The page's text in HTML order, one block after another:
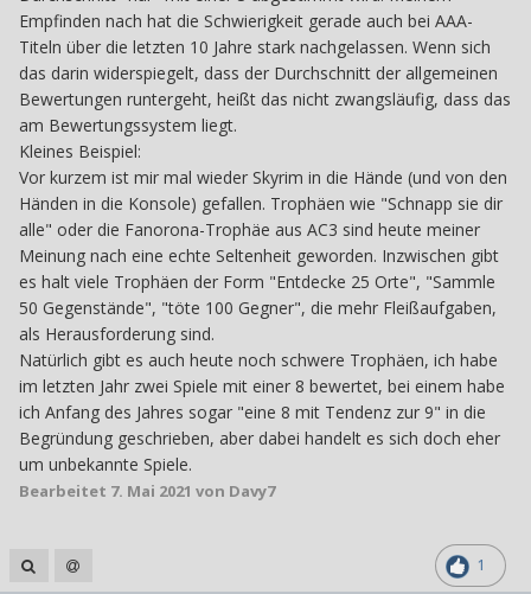
Empfinden nach hat die Schwierigkeit gerade auch bei AAA-
Titeln über die letzten 10 Jahre stark nachgelassen. Wenn sich
das darin widerspiegelt, dass der Durchschnitt der allgemeinen
Bewertungen runtergeht, heißt das nicht zwangsläufig, dass das
am Bewertungssystem liegt.
Kleines Beispiel:
Vor kurzem ist mir mal wieder Skyrim in die Hände (und von den
Händen in die Konsole) gefallen. Trophäen wie "Schnapp sie dir
alle" oder die Fanorona-Trophäe aus AC3 sind heute meiner
Meinung nach eine echte Seltenheit geworden. Inzwischen gibt
es halt viele Trophäen der Form "Entdecke 25 Orte", "Sammle
50 Gegenstände", "töte 100 Gegner", die mehr Fleißaufgaben,
als Herausforderung sind.
Natürlich gibt es auch heute noch schwere Trophäen, ich habe
im letzten Jahr zwei Spiele mit einer 8 bewertet, bei einem habe
ich Anfang des Jahres sogar "eine 8 mit Tendenz zur 9" in die
Begründung geschrieben, aber dabei handelt es sich doch eher
um unbekannte Spiele.
Bearbeitet 7. Mai 2021 von Davy7
1